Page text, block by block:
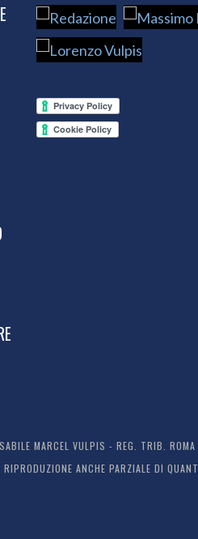
MARCEL VULPIS - REG. TRIB.
ANCHE PARZIALE DI